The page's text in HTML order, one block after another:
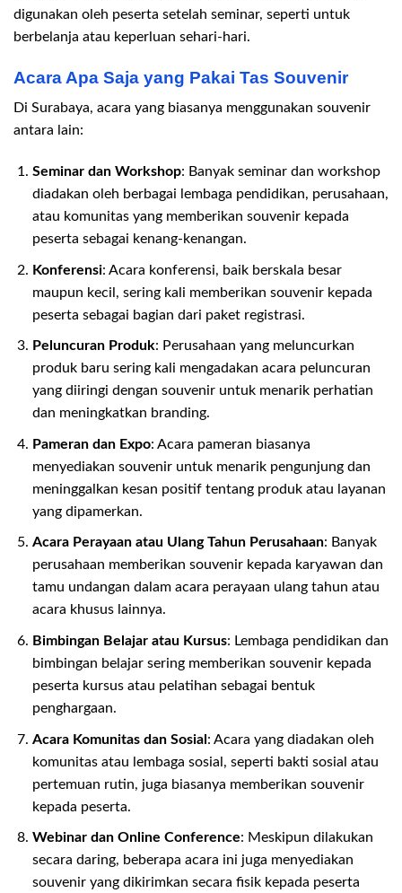
digunakan oleh peserta setelah seminar, seperti untuk
berbelanja atau keperluan sehari-hari.
Acara Apa Saja yang Pakai Tas Souvenir
Di Surabaya, acara yang biasanya menggunakan souvenir
antara lain:
Seminar dan Workshop: Banyak seminar dan workshop
diadakan oleh berbagai lembaga pendidikan, perusahaan,
atau komunitas yang memberikan souvenir kepada
peserta sebagai kenang-kenangan.
Konferensi: Acara konferensi, baik berskala besar
maupun kecil, sering kali memberikan souvenir kepada
peserta sebagai bagian dari paket registrasi.
Peluncuran Produk: Perusahaan yang meluncurkan
produk baru sering kali mengadakan acara peluncuran
yang diiringi dengan souvenir untuk menarik perhatian
dan meningkatkan branding.
Pameran dan Expo: Acara pameran biasanya
menyediakan souvenir untuk menarik pengunjung dan
meninggalkan kesan positif tentang produk atau layanan
yang dipamerkan.
Acara Perayaan atau Ulang Tahun Perusahaan: Banyak
perusahaan memberikan souvenir kepada karyawan dan
tamu undangan dalam acara perayaan ulang tahun atau
acara khusus lainnya.
Bimbingan Belajar atau Kursus: Lembaga pendidikan dan
bimbingan belajar sering memberikan souvenir kepada
peserta kursus atau pelatihan sebagai bentuk
penghargaan.
Acara Komunitas dan Sosial: Acara yang diadakan oleh
komunitas atau lembaga sosial, seperti bakti sosial atau
pertemuan rutin, juga biasanya memberikan souvenir
kepada peserta.
Webinar dan Online Conference: Meskipun dilakukan
secara daring, beberapa acara ini juga menyediakan
souvenir yang dikirimkan secara fisik kepada peserta